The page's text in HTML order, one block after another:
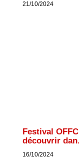
21/10/2024
Festival
découvrir
16/10/2024